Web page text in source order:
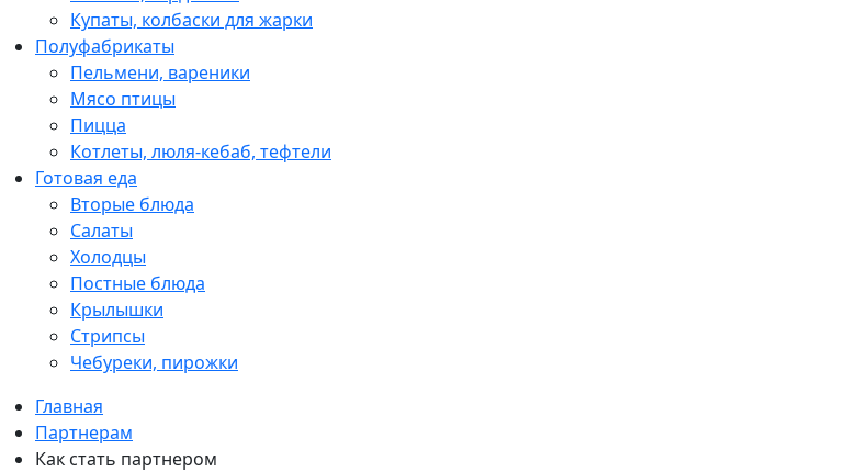
Купаты, колбаски для жарки
Полуфабрикаты
Пельмени, вареники
Мясо птицы
Пицца
Котлеты, люля-кебаб, тефтели
Готовая еда
Вторые блюда
Салаты
Холодцы
Постные блюда
Крылышки
Стрипсы
Чебуреки, пирожки
Главная
Партнерам
Как стать партнером